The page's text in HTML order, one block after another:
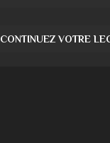
CONTINUEZ VOTRE